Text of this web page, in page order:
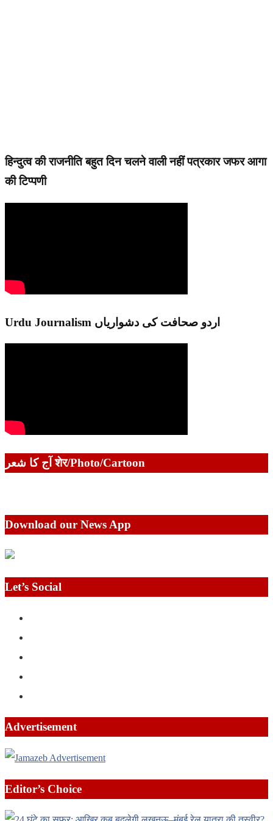
हिन्दुत्व की राजनीति बहुत दिन चलने वाली नहीं पत्रकार जफर आगा
की टिप्पणी
Urdu Journalism اردو صحافت کی دشواریاں
آج کا شعر शेर/Photo/Cartoon
Download our News App
Let’s Social
Advertisement
Editor’s Choice